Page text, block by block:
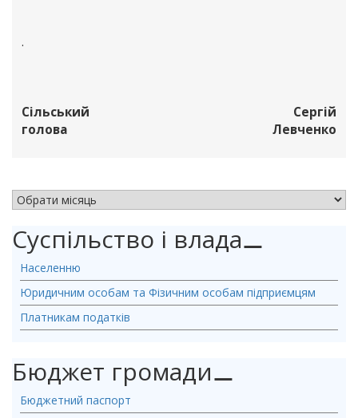
.
Сільський
голова
Сергій
Левченко
Суспільство і влада⚊
Населенню
Юридичним особам та Фізичним особам підприємцям
Платникам податків
Бюджет громади⚊
Бюджетний паспорт